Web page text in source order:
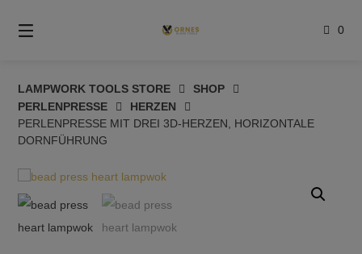
zum
Inhalt
0
LAMPWORK TOOLS STORE
SHOP
PERLENPRESSE
HERZEN
PERLENPRESSE MIT DREI 3D-HERZEN, HORIZONTALE
DORNFÜHRUNG